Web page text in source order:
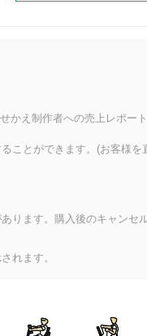
かえ制作者への売上レポー
ことができます。(お客様
ります。購入後のキャンセ
れます。